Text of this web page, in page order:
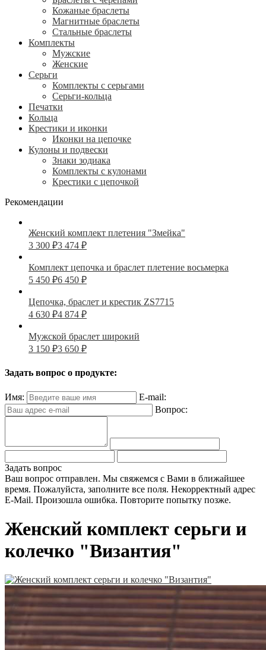
Кожаные браслеты
Магнитные браслеты
Стальные браслеты
Комплекты
Мужские
Женские
Серьги
Комплекты с серьгами
Серьги-кольца
Печатки
Кольца
Крестики и иконки
Иконки на цепочке
Кулоны и подвески
Знаки зодиака
Комплекты с кулонами
Крестики с цепочкой
Рекомендации
Женский комплект плетения "Змейка"
3 300 ₽3 474 ₽
Комплект цепочка и браслет плетение восьмерка
5 450 ₽6 450 ₽
Цепочка, браслет и крестик ZS7715
4 630 ₽4 874 ₽
Мужской браслет широкий
3 150 ₽3 650 ₽
Задать вопрос о продукте:
Имя:
E-mail:
Вопрос:
Задать вопрос
Ваш вопрос отправлен. Мы свяжемся с Вами в ближайшее
время. Пожалуйста, заполните все поля. Некорректный адрес
E-Mail. Произошла ошибка. Повторите попытку позже.
Женский комплект серьги и
колечко "Византия"